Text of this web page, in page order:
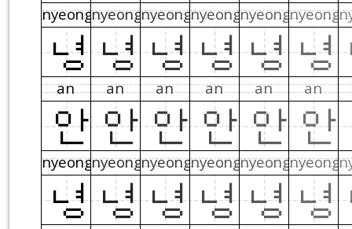
nyeongnyeongnyeongnyeongnyeongnyeong
녕 녕 녕 녕 녕 녕
an an an an an an
안 안 안 안 안 안
nyeongnyeongnyeongnyeongnyeongnyeong
녕 녕 녕 녕 녕 녕